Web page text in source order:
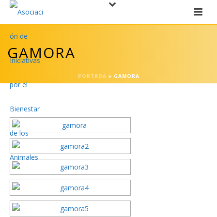
GAMORA
PORTADA » GAMORA